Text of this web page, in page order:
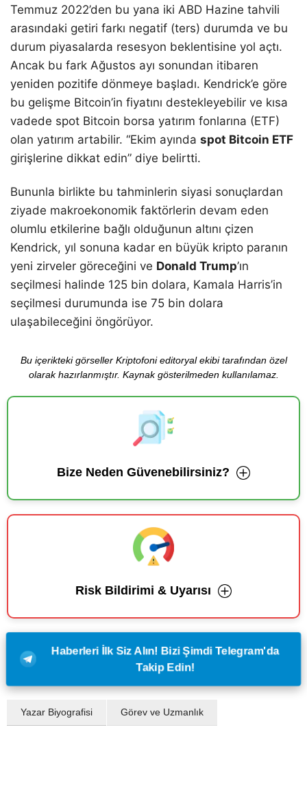
Temmuz 2022’den bu yana iki ABD Hazine tahvili
arasındaki getiri farkı negatif (ters) durumda ve bu
durum piyasalarda resesyon beklentisine yol açtı.
Ancak bu fark Ağustos ayı sonundan itibaren
yeniden pozitife dönmeye başladı. Kendrick’e göre
bu gelişme Bitcoin’in fiyatını destekleyebilir ve kısa
vadede spot Bitcoin borsa yatırım fonlarına (ETF)
olan yatırım artabilir. “Ekim ayında spot Bitcoin ETF
girişlerine dikkat edin” diye belirtti.
Bununla birlikte bu tahminlerin siyasi sonuçlardan
ziyade makroekonomik faktörlerin devam eden
olumlu etkilerine bağlı olduğunun altını çizen
Kendrick, yıl sonuna kadar en büyük kripto paranın
yeni zirveler göreceğini ve Donald Trump’ın
seçilmesi halinde 125 bin dolara, Kamala Harris’in
seçilmesi durumunda ise 75 bin dolara
ulaşabileceğini öngörüyor.
Bu içerikteki görseller Kriptofoni editoryal ekibi tarafından özel
olarak hazırlanmıştır. Kaynak gösterilmeden kullanılamaz.
Bize Neden Güvenebilirsiniz?
Risk Bildirimi & Uyarısı
Haberleri İlk Siz Alın! Bizi Şimdi Telegram'da
Takip Edin!
Yazar Biyografisi Görev ve Uzmanlık